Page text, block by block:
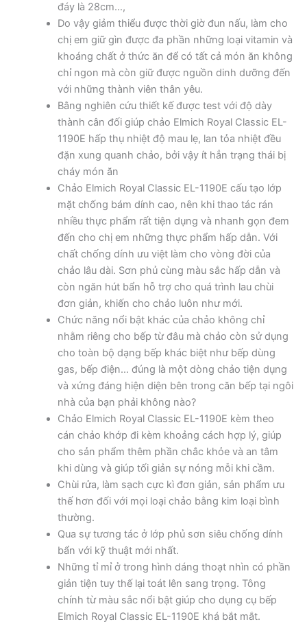
đáy là 28cm…,
Do vậy giảm thiểu được thời giờ đun nấu, làm cho
chị em giữ gìn được đa phần những loại vitamin và
khoáng chất ở thức ăn để có tất cả món ăn không
chỉ ngon mà còn giữ được nguồn dinh dưỡng đến
với những thành viên thân yêu.
Bằng nghiên cứu thiết kế được test với độ dày
thành cân đối giúp chảo Elmich Royal Classic EL-
1190E hấp thụ nhiệt độ mau lẹ, lan tỏa nhiệt đều
đặn xung quanh chảo, bởi vậy ít hẳn trạng thái bị
cháy món ăn
Chảo Elmich Royal Classic EL-1190E cấu tạo lớp
mặt chống bám dính cao, nên khi thao tác rán
nhiều thực phẩm rất tiện dụng và nhanh gọn đem
đến cho chị em những thực phẩm hấp dẫn. Với
chất chống dính ưu việt làm cho vòng đời của
chảo lâu dài. Sơn phủ cùng màu sắc hấp dẫn và
còn ngăn hút bẩn hỗ trợ cho quá trình lau chùi
đơn giản, khiến cho chảo luôn như mới.
Chức năng nổi bật khác của chảo không chỉ
nhằm riêng cho bếp từ đâu mà chảo còn sử dụng
cho toàn bộ dạng bếp khác biệt như bếp dùng
gas, bếp điện… đúng là một dòng chảo tiện dụng
và xứng đáng hiện diện bên trong căn bếp tại ngôi
nhà của bạn phải không nào?
Chảo Elmich Royal Classic EL-1190E kèm theo
cán chảo khớp đi kèm khoảng cách hợp lý, giúp
cho sản phẩm thêm phần chắc khỏe và an tâm
khi dùng và giúp tối giản sự nóng mỗi khi cầm.
Chùi rửa, làm sạch cực kì đơn giản, sản phẩm ưu
thế hơn đối với mọi loại chảo bằng kim loại bình
thường.
Qua sự tương tác ở lớp phủ sơn siêu chống dính
bẩn với kỹ thuật mới nhất.
Những tỉ mỉ ở trong hình dáng thoạt nhìn có phần
giản tiện tuy thế lại toát lên sang trọng. Tông
chính từ màu sắc nổi bật giúp cho dụng cụ bếp
Elmich Royal Classic EL-1190E khá bắt mắt.